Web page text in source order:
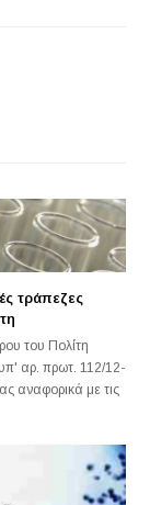
τράπεζες
του Πολίτη
αρ. πρωτ. 112/12-
αναφορικά με τις